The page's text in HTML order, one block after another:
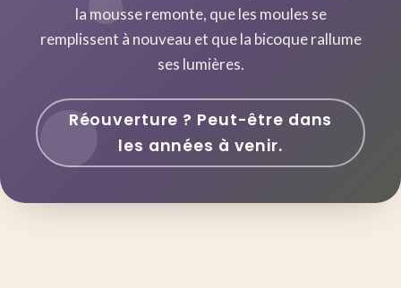
la mousse remonte, que les moules se
remplissent à nouveau et que la bicoque rallume
ses lumières.
Réouverture ? Peut-être dans
les années à venir.